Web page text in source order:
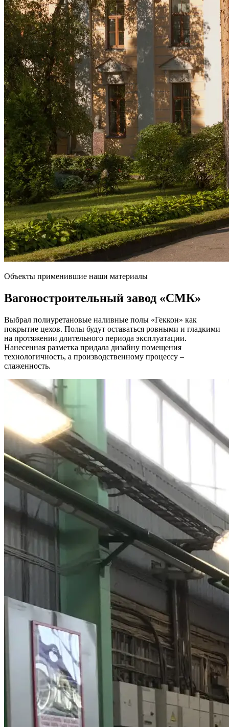
Объекты применившие наши материалы
Вагоностроительный завод «СМК»
Выбрал полиуретановые наливные полы «Геккон» как
покрытие цехов. Полы будут оставаться ровными и гладкими
на протяжении длительного периода эксплуатации.
Нанесенная разметка придала дизайну помещения
технологичность, а производственному процессу –
слаженность.